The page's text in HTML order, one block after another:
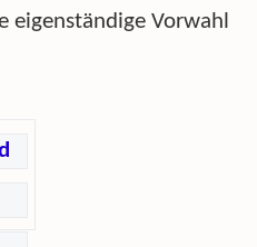
eigenständige Vorwahl